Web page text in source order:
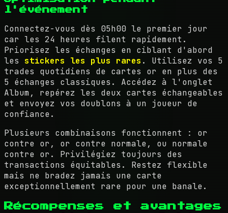
l'événement
Connectez-vous dès 05h00 le premier jour
car les 24 heures filent rapidement.
Priorisez les échanges en ciblant d'abord
les stickers les plus rares . Utilisez vos 5
trades quotidiens de cartes or en plus des
5 échanges classiques. Accédez à l'onglet
Album, repérez les deux cartes échangeables
et envoyez vos doublons à un joueur de
confiance.
Plusieurs combinaisons fonctionnent : or
contre or, or contre normale, ou normale
contre or. Privilégiez toujours des
transactions équitables. Restez flexible
mais ne bradez jamais une carte
exceptionnellement rare pour une banale.
Récompenses et avantages